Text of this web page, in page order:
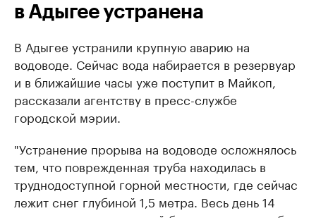
в Адыгее устранена
В Адыгее устранили крупную аварию на
водоводе. Сейчас вода набирается в резервуар
и в ближайшие часы уже поступит в Майкоп,
рассказали агентству в пресс-службе
городской мэрии.
"Устранение прорыва на водоводе осложнялось
тем, что поврежденная труба находилась в
труднодоступной горной местности, где сейчас
лежит снег глубиной 1,5 метра. Весь день 14